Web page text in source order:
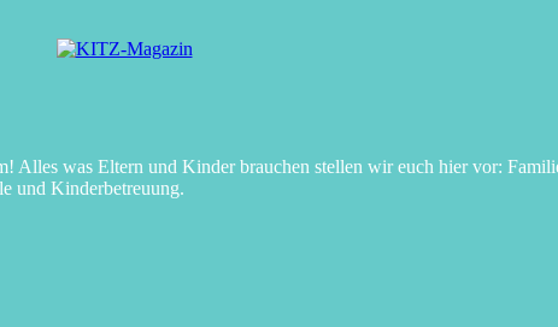
was Eltern und Kinder brauchen stellen wir euch hier vor:
und Kinderbetreuung.